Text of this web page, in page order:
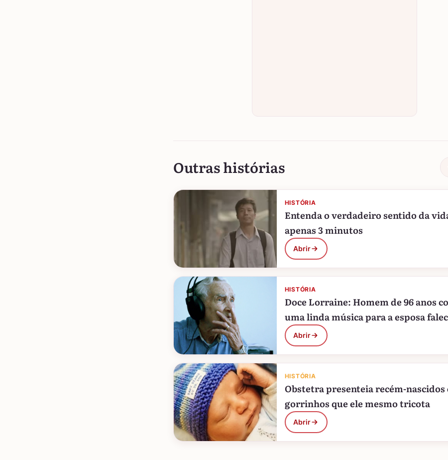
Outras histórias
HISTÓRIA
Entenda o verdadeiro sentido da
apenas 3 minutos
Abrir
HISTÓRIA
Doce Lorraine: Homem de 96 anos
uma linda música para a esposa
Abrir
HISTÓRIA
Obstetra presenteia recém-nascidos
gorrinhos que ele mesmo tricota
Abrir